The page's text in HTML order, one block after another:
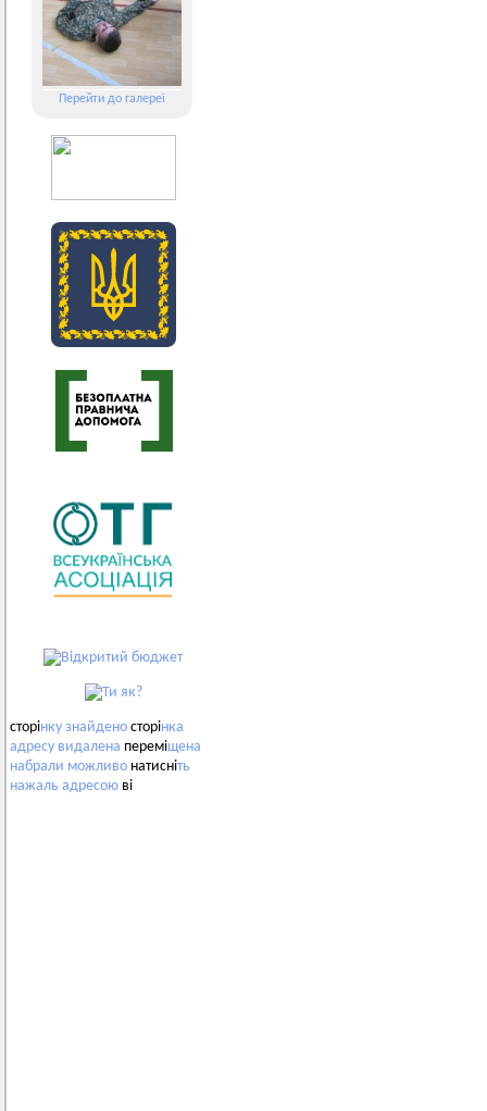
Перейти до галереї
сторінку знайдено сторінка
адресу видалена переміщена
набрали можливо натисніть
нажаль адресою ві